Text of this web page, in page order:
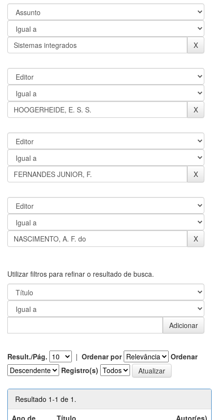
Utilizar filtros para refinar o resultado de busca.
Result./Pág. | Ordenar por
Ordenar
Registro(s)
Resultado 1-1 de 1.
Ano de
Título Autor(es)